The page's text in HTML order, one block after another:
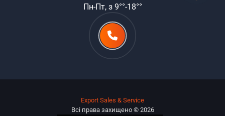
Пн-Пт, з 9°°-18°°
Export Sales & Service
Всі права захищено © 2026